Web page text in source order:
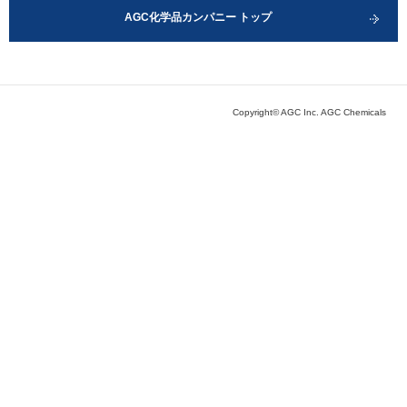
AGC化学品カンパニー トップ
Copyright© AGC Inc. AGC Chemicals